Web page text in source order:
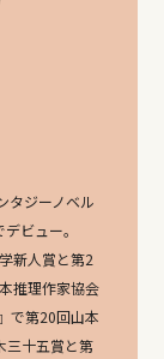
タジーノベル
ビュー。
新人賞と第2
推理作家協会
で第20回山本
三十五賞と第